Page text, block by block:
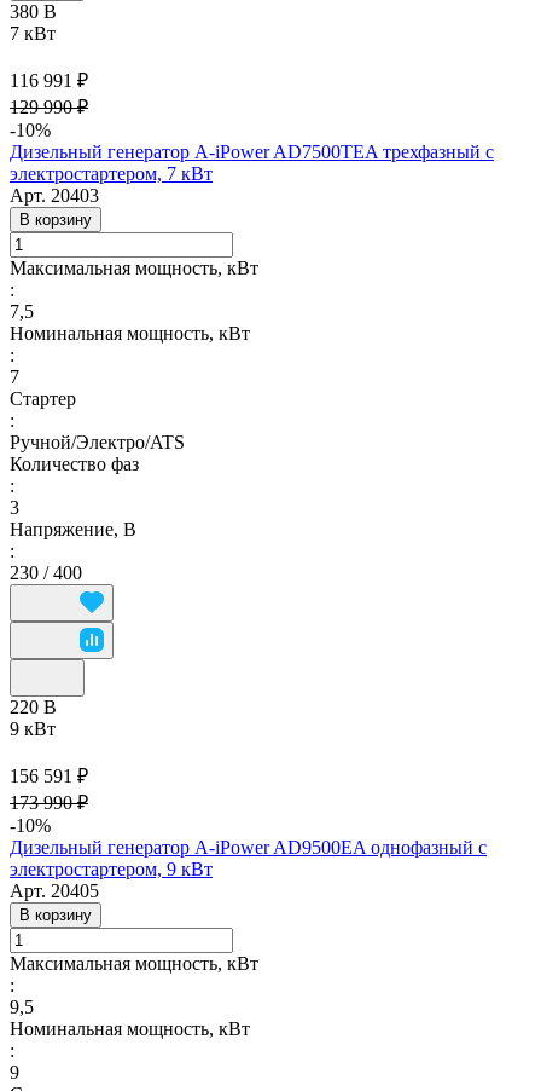
380 В
7 кВт
116 991 ₽
129 990 ₽
-10%
Дизельный генератор A-iPower AD7500TEA трехфазный с
электростартером, 7 кВт
Арт. 20403
В корзину
Максимальная мощность, кВт
:
7,5
Номинальная мощность, кВт
:
7
Стартер
:
Ручной/Электро/ATS
Количество фаз
:
3
Напряжение, В
:
230 / 400
220 В
9 кВт
156 591 ₽
173 990 ₽
-10%
Дизельный генератор A-iPower AD9500EA однофазный с
электростартером, 9 кВт
Арт. 20405
В корзину
Максимальная мощность, кВт
:
9,5
Номинальная мощность, кВт
:
9